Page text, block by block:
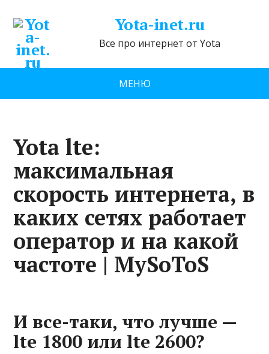
Yota-inet.ru
Все про интернет от Yota
МЕНЮ
Yota lte:
максимальная
скорость интернета, в
каких сетях работает
оператор и на какой
частоте | MySoToS
И все-таки, что лучше —
lte 1800 или lte 2600?